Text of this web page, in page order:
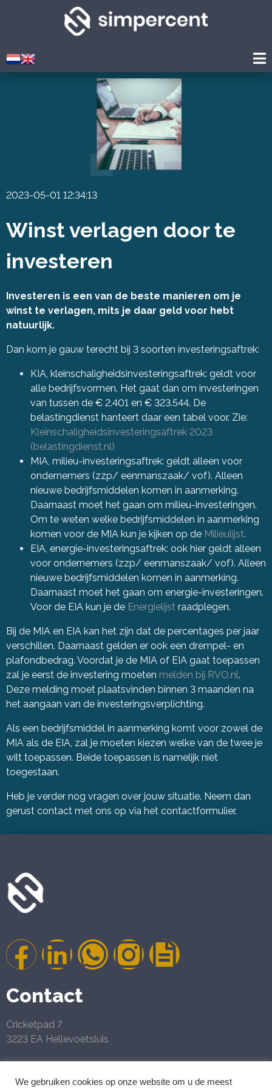
2023-05-01 12:34:13
Winst verlagen door te
investeren
Investeren is een van de beste manieren om je
winst te verlagen, mits je daar geld voor hebt
natuurlijk.
Dan kom je gauw terecht bij 3 soorten investeringsaftrek:
KIA, kleinschaligheidsinvesteringsaftrek: geldt voor
alle bedrijfsvormen. Het gaat dan om investeringen
van tussen de € 2.401 en € 323.544. De
belastingdienst hanteert daar een tabel voor. Zie:
Kleinschaligheidsinvesteringsaftrek 2023
(belastingdienst.nl)
MIA, milieu-investeringsaftrek: geldt alleen voor
ondernemers (zzp/ eenmanszaak/ vof). Alleen
nieuwe bedrijfsmiddelen komen in aanmerking.
Daarnaast moet het gaan om milieu-investeringen.
Om te weten welke bedrijfsmiddelen in aanmerking
komen voor de MIA kun je kijken op de Milieulijst.
EIA, energie-investeringsaftrek: ook hier geldt alleen
voor ondernemers (zzp/ eenmanszaak/ vof). Alleen
nieuwe bedrijfsmiddelen komen in aanmerking.
Daarnaast moet het gaan om energie-investeringen.
Voor de EIA kun je de Energielijst raadplegen.
Bij de MIA en EIA kan het zijn dat de percentages per jaar
verschillen. Daarnaast gelden er ook een drempel- en
plafondbedrag. Voordat je de MIA of EIA gaat toepassen
zal je eerst de investering moeten melden bij RVO.nl.
Deze melding moet plaatsvinden binnen 3 maanden na
het aangaan van de investeringsverplichting.
Als een bedrijfsmiddel in aanmerking komt voor zowel de
MIA als de EIA, zal je moeten kiezen welke van de twee je
wilt toepassen. Beide toepassen is namelijk niet
toegestaan.
Heb je verder nog vragen over jouw situatie. Neem dan
gerust contact met ons op via het contactformulier.
Contact
Cricketpad 7
3223 EA Hellevoetsluis
Geregistreerd belastingconsulent en Gecertificeerd
We gebruiken cookies op onze website om u de meest